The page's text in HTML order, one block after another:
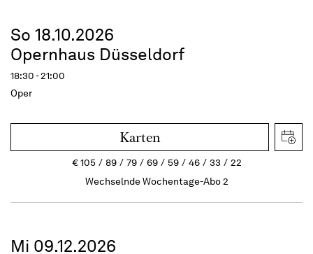
So 18.10.2026
Opernhaus Düsseldorf
18:30 - 21:00
Oper
Karten
€105 89 79 69 59 46 33
22
Wechselnde Wochentage-Abo 2
Mi 09.12.2026